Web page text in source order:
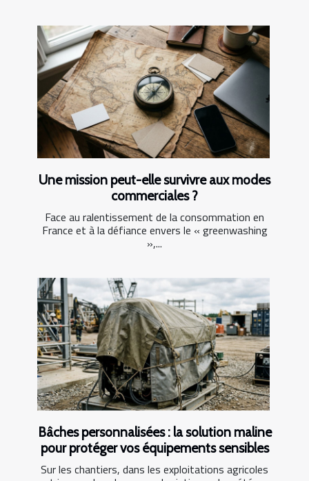
Une mission peut-elle survivre aux modes
commerciales ?
Face au ralentissement de la consommation en
France et à la défiance envers le « greenwashing
»,...
Bâches personnalisées : la solution maline
pour protéger vos équipements sensibles
Sur les chantiers, dans les exploitations agricoles